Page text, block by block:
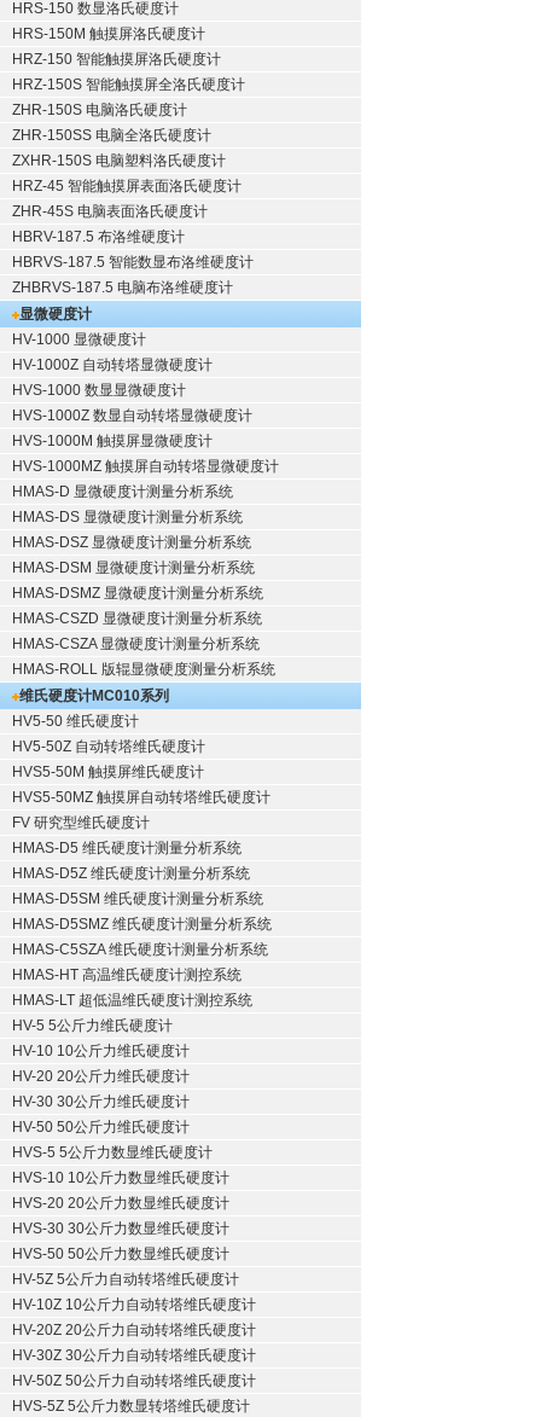
HRS-150 数显洛氏硬度计
HRS-150M 触摸屏洛氏硬度计
HRZ-150 智能触摸屏洛氏硬度计
HRZ-150S 智能触摸屏全洛氏硬度计
ZHR-150S 电脑洛氏硬度计
ZHR-150SS 电脑全洛氏硬度计
ZXHR-150S 电脑塑料洛氏硬度计
HRZ-45 智能触摸屏表面洛氏硬度计
ZHR-45S 电脑表面洛氏硬度计
HBRV-187.5 布洛维硬度计
HBRVS-187.5 智能数显布洛维硬度计
ZHBRVS-187.5 电脑布洛维硬度计
显微硬度计
HV-1000 显微硬度计
HV-1000Z 自动转塔显微硬度计
HVS-1000 数显显微硬度计
HVS-1000Z 数显自动转塔显微硬度计
HVS-1000M 触摸屏显微硬度计
HVS-1000MZ 触摸屏自动转塔显微硬度计
HMAS-D 显微硬度计测量分析系统
HMAS-DS 显微硬度计测量分析系统
HMAS-DSZ 显微硬度计测量分析系统
HMAS-DSM 显微硬度计测量分析系统
HMAS-DSMZ 显微硬度计测量分析系统
HMAS-CSZD 显微硬度计测量分析系统
HMAS-CSZA 显微硬度计测量分析系统
HMAS-ROLL 版辊显微硬度测量分析系统
维氏硬度计MC010系列
HV5-50 维氏硬度计
HV5-50Z 自动转塔维氏硬度计
HVS5-50M 触摸屏维氏硬度计
HVS5-50MZ 触摸屏自动转塔维氏硬度计
FV 研究型维氏硬度计
HMAS-D5 维氏硬度计测量分析系统
HMAS-D5Z 维氏硬度计测量分析系统
HMAS-D5SM 维氏硬度计测量分析系统
HMAS-D5SMZ 维氏硬度计测量分析系统
HMAS-C5SZA 维氏硬度计测量分析系统
HMAS-HT 高温维氏硬度计测控系统
HMAS-LT 超低温维氏硬度计测控系统
HV-5 5公斤力维氏硬度计
HV-10 10公斤力维氏硬度计
HV-20 20公斤力维氏硬度计
HV-30 30公斤力维氏硬度计
HV-50 50公斤力维氏硬度计
HVS-5 5公斤力数显维氏硬度计
HVS-10 10公斤力数显维氏硬度计
HVS-20 20公斤力数显维氏硬度计
HVS-30 30公斤力数显维氏硬度计
HVS-50 50公斤力数显维氏硬度计
HV-5Z 5公斤力自动转塔维氏硬度计
HV-10Z 10公斤力自动转塔维氏硬度计
HV-20Z 20公斤力自动转塔维氏硬度计
HV-30Z 30公斤力自动转塔维氏硬度计
HV-50Z 50公斤力自动转塔维氏硬度计
HVS-5Z 5公斤力数显转塔维氏硬度计